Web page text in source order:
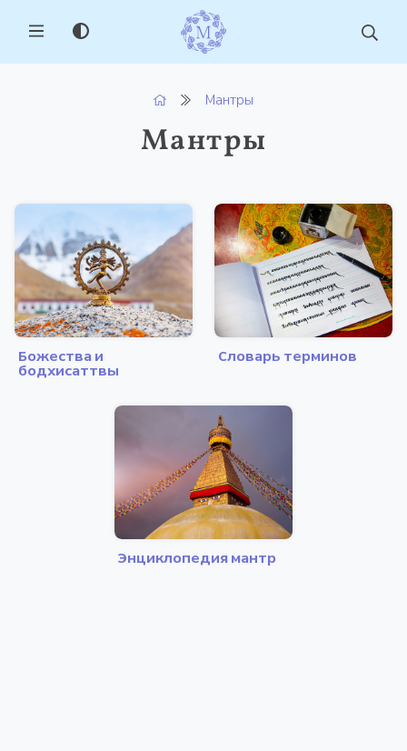
MENU
Мантры
Мантры
Божества и
бодхисаттвы
Словарь терминов
Энциклопедия мантр